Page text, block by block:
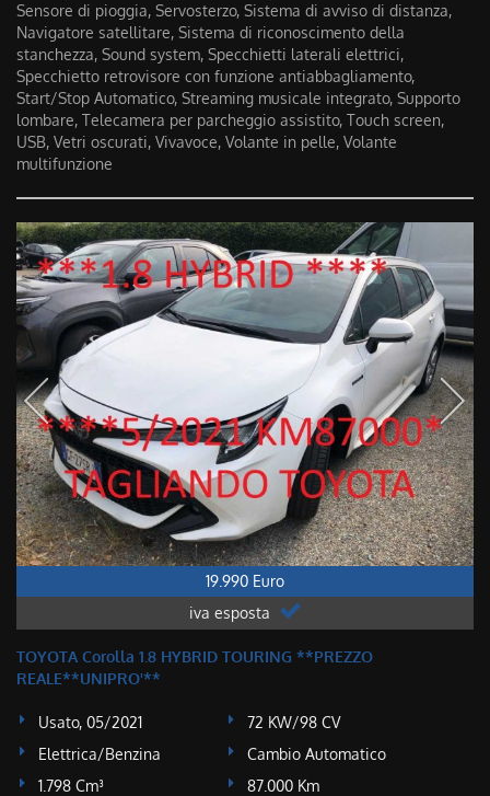
Sensore di pioggia, Servosterzo, Sistema di avviso di distanza,
Navigatore satellitare, Sistema di riconoscimento della
stanchezza, Sound system, Specchietti laterali elettrici,
Specchietto retrovisore con funzione antiabbagliamento,
Start/Stop Automatico, Streaming musicale integrato, Supporto
lombare, Telecamera per parcheggio assistito, Touch screen,
USB, Vetri oscurati, Vivavoce, Volante in pelle, Volante
multifunzione
19.990 Euro
iva esposta
TOYOTA Corolla 1.8 HYBRID TOURING **PREZZO
REALE**UNIPRO'**
Usato, 05/2021
72 KW/98 CV
Elettrica/Benzina
Cambio Automatico
1.798 Cm³
87.000 Km